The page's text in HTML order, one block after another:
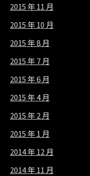
2015 年 11 月
2015 年 10 月
2015 年 8 月
2015 年 7 月
2015 年 6 月
2015 年 4 月
2015 年 2 月
2015 年 1 月
2014 年 12 月
2014 年 11 月